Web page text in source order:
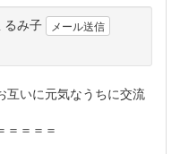
るみ子
メール送信
いに元気なうちに交流
＝＝＝＝